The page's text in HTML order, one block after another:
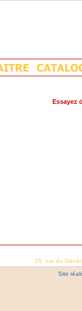
Essayez
25, rue du
Site